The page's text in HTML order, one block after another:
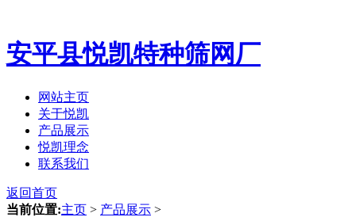
安平县悦凯特种筛网厂
网站主页
关于悦凯
产品展示
悦凯理念
联系我们
返回首页
当前位置:主页 > 产品展示 >